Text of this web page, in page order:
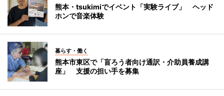
熊本・tsukimiでイベント「実験ライブ」 ヘッド
ホンで音楽体験
暮らす・働く
熊本市東区で「盲ろう者向け通訳・介助員養成講
座」 支援の担い手を募集